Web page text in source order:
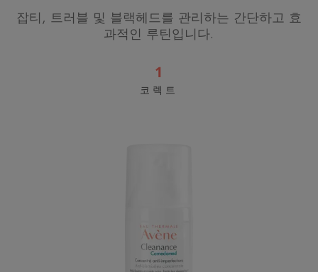
인공향료 무첨가*
**특허 등록 완료 WO2018 002338 A1
***PhD Tials, 소비자 만족도, 총 51명, 7일동안 사용 후, 포르투갈, 2019
잡티, 트러블 및 블랙헤드를 관리하는 간단하고 효
과적인 루틴입니다.
1
클
롤
세
럼
코렉트